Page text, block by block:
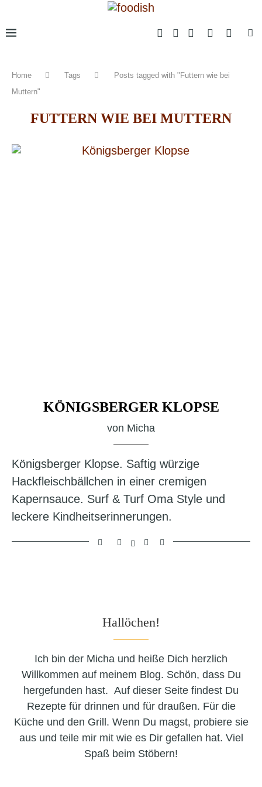
Home Tags
Posts tagged with "Futtern wie bei
Muttern"
FUTTERN WIE BEI MUTTERN
KÖNIGSBERGER KLOPSE
von Micha
Königsberger Klopse. Saftig würzige
Hackfleischbällchen in einer cremigen
Kapernsauce. Surf & Turf Oma Style und
leckere Kindheitserinnerungen.
Hallöchen!
Ich bin der Micha und heiße Dich herzlich
Willkommen auf meinem Blog. Schön, dass Du
hergefunden hast. Auf dieser Seite findest Du
Rezepte für drinnen und für draußen. Für die
Küche und den Grill. Wenn Du magst, probiere sie
aus und teile mir mit wie es Dir gefallen hat. Viel
Spaß beim Stöbern!